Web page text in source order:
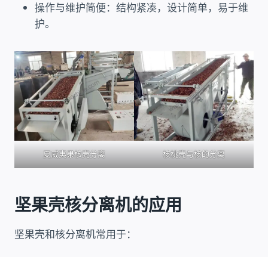
操作与维护简便：结构紧凑，设计简单，易于维
护。
夏威夷果核壳分离 核桃壳与核的分离
坚果壳核分离机的应用
坚果壳和核分离机常用于：